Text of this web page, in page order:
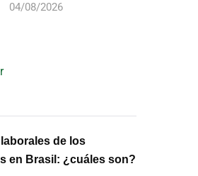
04/08/2026
de los
en Brasil: ¿cuáles son?